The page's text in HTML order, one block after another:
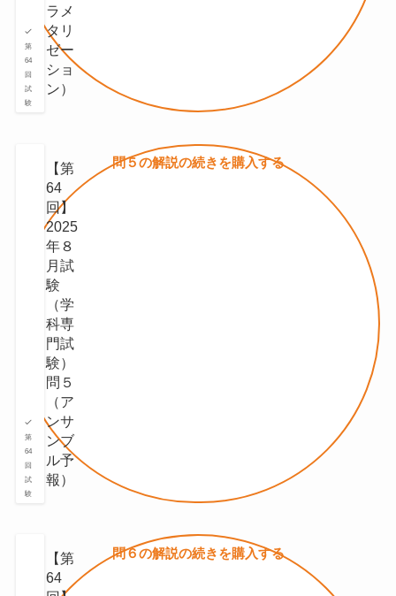
第
64
回
試
験
ラメ
タリ
ゼー
ショ
ン）
第
64
回
試
験
【第
64
回】
2025
年８
月試
験
（学
科専
門試
験）
問５
（ア
ンサ
ンブ
ル予
報）
問５の解説の続きを購入する
【第
64
問６の解説の続きを購入する